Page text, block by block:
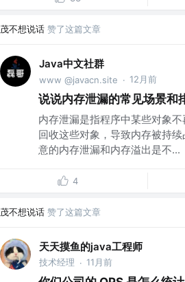
茂不想说话 赞了这篇文章
Java中文社群
www @javacn.site · 12月前
说说内存泄漏的常见场景和
内存泄漏是指程序中某些对象
回收这些对象，导致内存被持
意的内存泄漏和内存溢出是不...
4
茂不想说话 赞了这篇文章
天天摸鱼的java工程师
技术经理 · 11月前